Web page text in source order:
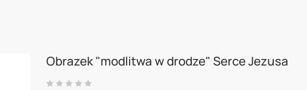
Obrazek "modlitwa w drodze" Serce Jezusa
Ocena: